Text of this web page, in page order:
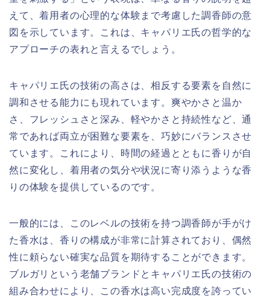
えて、着用者の心理的な体験まで考慮した調香師の意
図を示しています。これは、キャパリエ氏の哲学的な
アプローチの表れと言えるでしょう。
キャパリエ氏の技術の高さは、相反する要素を自然に
調和させる能力にも現れています。爽やかさと温か
さ、フレッシュさと深み、軽やかさと持続性など、通
常であれば両立が困難な要素を、巧妙にバランスさせ
ています。これにより、時間の経過とともに香りが自
然に変化し、着用者の気分や状況に寄り添うような香
りの体験を提供しているのです。
一般的には、このレベルの技術を持つ調香師が手がけ
た香水は、香りの構成が非常に計算されており、偶然
性に頼らない確実な品質を期待することができます。
ブルガリという老舗ブランドとキャパリエ氏の技術の
組み合わせにより、この香水は高い完成度を誇ってい